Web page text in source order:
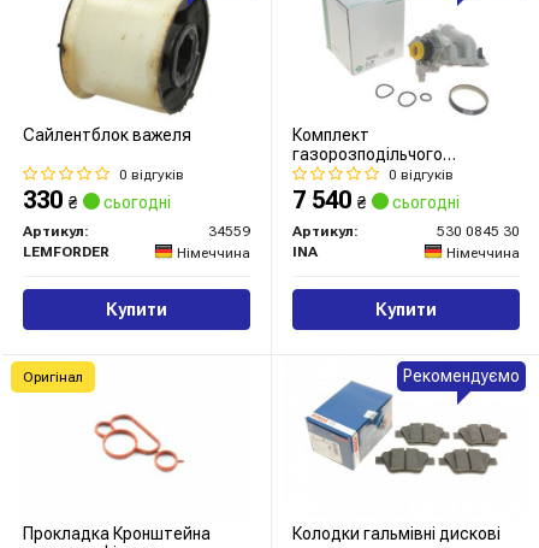
Сайлентблок важеля
0 відгуків
330 ₴ сьогодні
Артикул:
34559
LEMFORDER
Німеччина
Купити
Комплект
газорозподільчого
механізму
0 відгуків
7 540 ₴ сьогодні
Артикул:
530 0845 30
INA
Німеччина
Купити
Прокладка Кронштейна
Оригінал
Колодки гальмівні дискові
Рекомендуємо